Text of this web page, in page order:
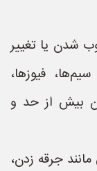
شدن یا تغییر
فیوزها،
بیش از حد و
جرقه زدن،